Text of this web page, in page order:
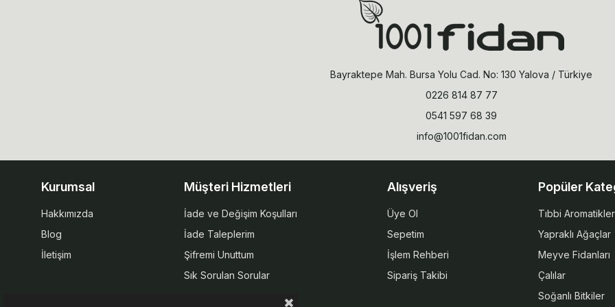
Bayraktepe Mah. Bursa Yolu Cad. No: 130 Yalova / Türkiye
0226 814 87 77
0541 597 68 39
info@1001fidan.com
Kurumsal
Hakkımızda
Blog
İletişim
Müşteri Hizmetleri
İade ve Değişim Koşulları
İade Taleplerim
Şifremi Unuttum
Sık Sorulan Sorular
Alışveriş
Üye Ol
Sepetim
İşlem Rehberi
Sipariş Takibi
Popüler
Tıbbi Aromatikler
Yapraklı Ağaçlar
Meyve Fidanları
Çalılar
Soğanlı Bitkiler